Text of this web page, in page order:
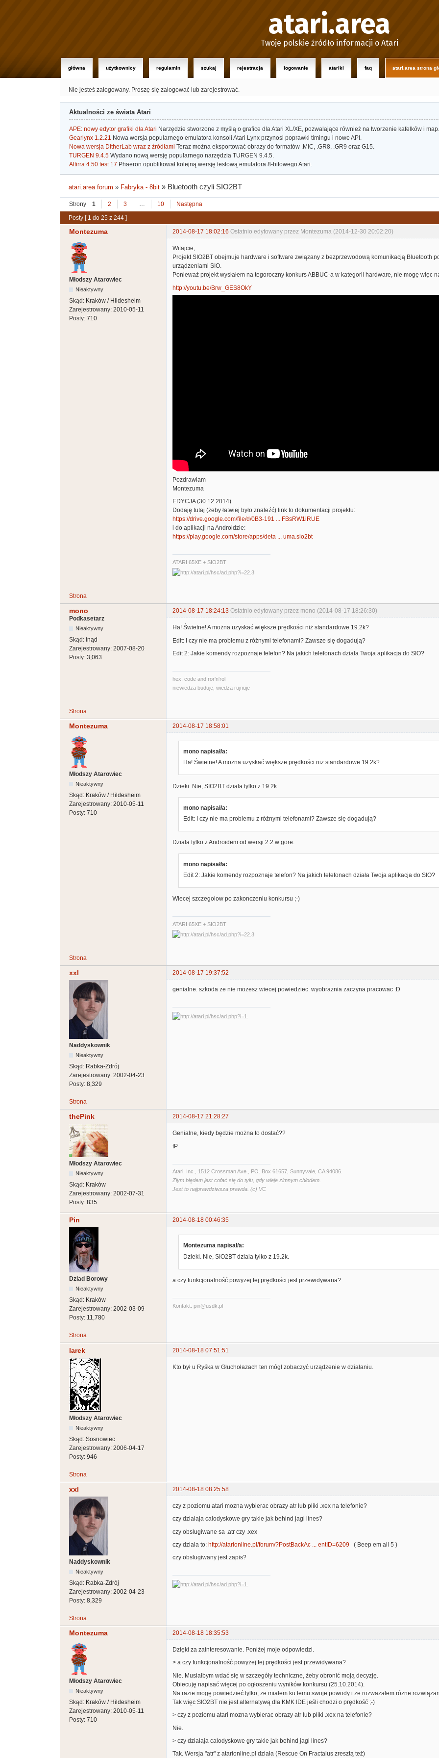
atari.area
Twoje polskie źródło informacji o Atari
główna użytkownicy regulamin szukaj rejestracja logowanie atariki faq atari.area strona
Nie jesteś zalogowany. Proszę się zalogować lub zarejestrować.
Aktualności ze świata Atari
APE: nowy edytor grafiki dla Atari Narzędzie stworzone z myślą o grafice dla Atari XL/XE, pozwalające również na tworzenie kafelków i map.
Gearlynx 1.2.21 Nowa wersja popularnego emulatora konsoli Atari Lynx przynosi poprawki timingu i nowe API.
Nowa wersja DitherLab wraz z źródłami Teraz można eksportować obrazy do formatów .MIC, .GR8, .GR9 oraz G15.
TURGEN 9.4.5 Wydano nową wersję popularnego narzędzia TURGEN 9.4.5.
Altirra 4.50 test 17 Phaeron opublikował kolejną wersję testową emulatora 8-bitowego Atari.
atari.area forum » Fabryka - 8bit » Bluetooth czyli SIO2BT
Strony 1 2 3 … 10
Następna
Posty [ 1 do 25 z 244 ]
Montezuma 2014-08-17 18:02:16 Ostatnio edytowany przez Montezuma (2014-12-30 20:02:20)
Młodszy Atarowiec
Nieaktywny
Skąd: Kraków / Hildesheim
Zarejestrowany: 2010-05-11
Posty: 710
Witajcie,
Projekt SIO2BT obejmuje hardware i software związany z bezprzewodową komunikacją Bluetooth
urządzeniami SIO.
Ponieważ projekt wysłałem na tegoroczny konkurs ABBUC-a w kategorii hardware, nie mogę więc
http://youtu.be/Brw_GES8OkY
Pozdrawiam
Montezuma
EDYCJA (30.12.2014)
Dodaję tutaj (żeby łatwiej było znaleźć) link to dokumentacji projektu:
https://drive.google.com/file/d/0B3-191 ... FBsRW1iRUE
i do aplikacji na Androidzie:
https://play.google.com/store/apps/deta ... uma.sio2bt
ATARI 65XE + SIO2BT
Strona
mono 2014-08-17 18:24:13 Ostatnio edytowany przez mono (2014-08-17 18:26:30)
Podkasetarz
Nieaktywny
Skąd: inąd
Zarejestrowany: 2007-08-20
Posty: 3,063
Ha! Świetne! A można uzyskać większe prędkości niż standardowe 19.2k?
Edit: I czy nie ma problemu z różnymi telefonami? Zawsze się dogadują?
Edit 2: Jakie komendy rozpoznaje telefon? Na jakich telefonach działa Twoja aplikacja do SIO?
hex, code and ror'n'rol
niewiedza buduje, wiedza rujnuje
Strona
Montezuma 2014-08-17 18:58:01
Młodszy Atarowiec
Nieaktywny
Skąd: Kraków / Hildesheim
Zarejestrowany: 2010-05-11
Posty: 710
mono napisał/a:
Ha! Świetne! A można uzyskać większe prędkości niż standardowe 19.2k?
Dzieki. Nie, SIO2BT dziala tylko z 19.2k.
mono napisał/a:
Edit: I czy nie ma problemu z różnymi telefonami? Zawsze się dogadują?
Dziala tylko z Androidem od wersji 2.2 w gore.
mono napisał/a:
Edit 2: Jakie komendy rozpoznaje telefon? Na jakich telefonach działa Twoja aplikacja do SIO?
Wiecej szczegolow po zakonczeniu konkursu ;-)
ATARI 65XE + SIO2BT
Strona
xxl 2014-08-17 19:37:52
Naddyskownik
Nieaktywny
Skąd: Rabka-Zdrój
Zarejestrowany: 2002-04-23
Posty: 8,329
genialne. szkoda ze nie mozesz wiecej powiedziec. wyobraznia zaczyna pracowac :D
Strona
thePink 2014-08-17 21:28:27
Młodszy Atarowiec
Nieaktywny
Skąd: Kraków
Zarejestrowany: 2002-07-31
Posty: 835
Genialne, kiedy będzie można to dostać??
tP
Atari, Inc., 1512 Crossman Ave., PO. Box 61657, Sunnyvale, CA 94086.
Złym błędem jest cofać się do tyłu, gdy wieje zimnym chłodem.
Jest to najprawdziwsza prawda. (c) VC
Pin 2014-08-18 00:46:35
Dziad Borowy
Nieaktywny
Skąd: Kraków
Zarejestrowany: 2002-03-09
Posty: 11,780
Montezuma napisał/a:
Dzieki. Nie, SIO2BT dziala tylko z 19.2k.
a czy funkcjonalność powyżej tej prędkości jest przewidywana?
Kontakt: pin@usdk.pl
Strona
larek 2014-08-18 07:51:51
Młodszy Atarowiec
Nieaktywny
Skąd: Sosnowiec
Zarejestrowany: 2006-04-17
Posty: 946
Kto był u Ryśka w Głuchołazach ten mógł zobaczyć urządzenie w działaniu.
Strona
xxl 2014-08-18 08:25:58
Naddyskownik
Nieaktywny
Skąd: Rabka-Zdrój
Zarejestrowany: 2002-04-23
Posty: 8,329
czy z poziomu atari mozna wybierac obrazy atr lub pliki .xex na telefonie?
czy dzialaja calodyskowe gry takie jak behind jagi lines?
czy obslugiwane sa .atr czy .xex
czy dziala to: http://atarionline.pl/forum/?PostBackAc ... entID=6209 ( Beep em all 5 )
czy obslugiwany jest zapis?
Strona
Montezuma 2014-08-18 18:35:53
Młodszy Atarowiec
Nieaktywny
Skąd: Kraków / Hildesheim
Zarejestrowany: 2010-05-11
Posty: 710
Dzięki za zainteresowanie. Poniżej moje odpowiedzi.
> a czy funkcjonalność powyżej tej prędkości jest przewidywana?
Nie. Musiałbym wdać się w szczegóły techniczne, żeby obronić moją decyzję.
Obiecuję napisać więcej po ogłoszeniu wyników konkursu (25.10.2014).
Na razie mogę powiedzieć tylko, że miałem ku temu swoje powody i że rozważałem różne
Tak więc SIO2BT nie jest alternatywą dla KMK IDE jeśli chodzi o prędkość ;-)
> czy z poziomu atari mozna wybierac obrazy atr lub pliki .xex na telefonie?
Nie.
> czy dzialaja calodyskowe gry takie jak behind jagi lines?
Tak. Wersja "atr" z atarionline.pl działa (Rescue On Fractalus zresztą też)